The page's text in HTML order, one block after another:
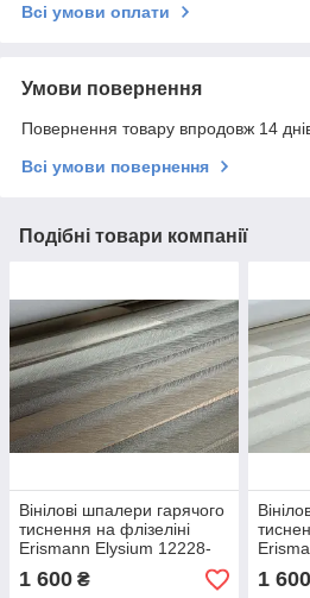
Всі умови оплати
Умови повернення
Повернення товару впродовж 14
Всі умови повернення
Подібні товари компанії
Вінілові шпалери гарячого
тиснення на флізеліні
Erismann Elysium 12228-
15 коричневий
(1,06х10,05м)
1 600 ₴
31
1 600